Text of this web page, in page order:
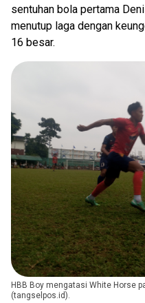
sentuhan bola pertama
menutup laga dengan
16 besar.
HBB Boy mengatasi White Horse
(tangselpos.id).